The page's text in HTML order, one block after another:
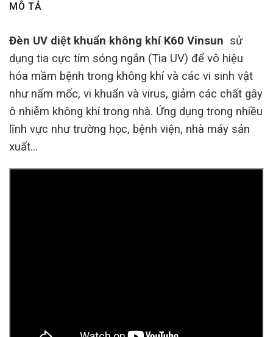
MÔ TẢ
Đèn UV diệt khuẩn không khí K60 Vinsun sử
dụng tia cực tím sóng ngắn (Tia UV) để vô hiệu
hóa mầm bệnh trong không khí và các vi sinh vật
như nấm mốc, vi khuẩn và virus, giảm các chất gây
ô nhiễm không khí trong nhà. Ứng dụng trong nhiều
lĩnh vực như trường học, bệnh viện, nhà máy sản
xuất…